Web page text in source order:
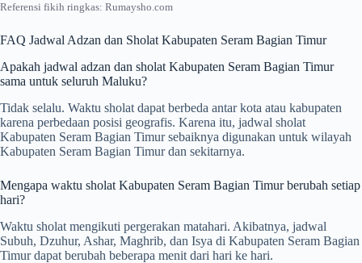
Referensi fikih ringkas: Rumaysho.com
FAQ Jadwal Adzan dan Sholat Kabupaten Seram Bagian Timur
Apakah jadwal adzan dan sholat Kabupaten Seram Bagian Timur
sama untuk seluruh Maluku?
Tidak selalu. Waktu sholat dapat berbeda antar kota atau kabupaten
karena perbedaan posisi geografis. Karena itu, jadwal sholat
Kabupaten Seram Bagian Timur sebaiknya digunakan untuk wilayah
Kabupaten Seram Bagian Timur dan sekitarnya.
Mengapa waktu sholat Kabupaten Seram Bagian Timur berubah setiap
hari?
Waktu sholat mengikuti pergerakan matahari. Akibatnya, jadwal
Subuh, Dzuhur, Ashar, Maghrib, dan Isya di Kabupaten Seram Bagian
Timur dapat berubah beberapa menit dari hari ke hari.